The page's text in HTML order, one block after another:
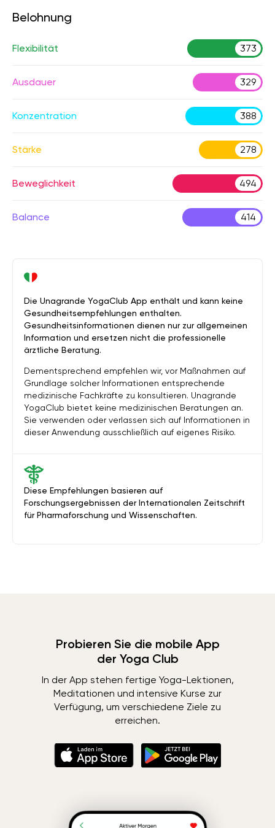
Belohnung
Flexibilität 373
Ausdauer 329
Konzentration 388
Stärke 278
Beweglichkeit 494
Balance 414
Diese Empfehlungen basieren auf
Forschungsergebnissen der Internationalen Zeitschrift
für Pharmaforschung und Wissenschaften.
Die Unagrande YogaClub App enthält und kann keine
Gesundheitsempfehlungen enthalten.
Gesundheitsinformationen dienen nur zur allgemeinen
Information und ersetzen nicht die professionelle
ärztliche Beratung.
Dementsprechend empfehlen wir, vor Maßnahmen auf
Grundlage solcher Informationen entsprechende
medizinische Fachkräfte zu konsultieren. Unagrande
YogaClub bietet keine medizinischen Beratungen an.
Sie verwenden oder verlassen sich auf Informationen in
dieser Anwendung ausschließlich auf eigenes Risiko.
Probieren Sie die mobile App
der Yoga Club
In der App stehen fertige Yoga-Lektionen,
Meditationen und intensive Kurse zur
Verfügung, um verschiedene Ziele zu
erreichen.